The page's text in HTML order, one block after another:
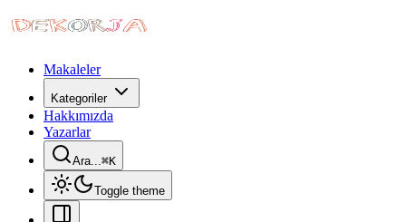
Makaleler
Kategoriler
Hakkımızda
Yazarlar
Ara...⌘K
Toggle theme